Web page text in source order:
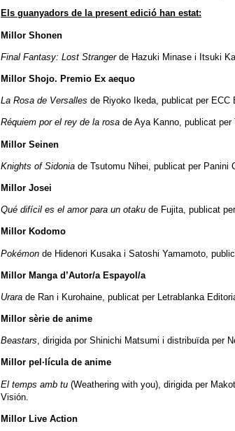
Els guanyadors de la present edició han estat:
Millor Shonen
Final Fantasy: Lost Strangerde Hazuki Minase i Itsuki
Millor Shojo. Premio Ex aequo
La Rosa de Versalles de Riyoko Ikeda, publicat per ECC
Réquiem por el rey de la rosa de Aya Kanno, publicat per
Millor Seinen
Knights of Sidonia de Tsutomu Nihei, publicat per Panini
Millor Josei
Qué difícil es el amor para un otaku de Fujita, publicat
Millor Kodomo
Pokémon de Hidenori Kusaka i Satoshi Yamamoto,
Millor Manga d’Autor/a Espayol/a
Urara de Ran i Kurohaine, publicat per Letrablanka
Millor sèrie de anime
Beastars, dirigida por Shinichi Matsumi i distribuïda per
Millor pel·lícula de anime
El temps amb tu (Weathering with you), dirigida per
Visión.
Millor Live Action